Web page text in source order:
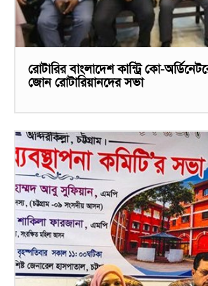
রোটারির বাংলাদেশ কান্ট্রি কো-
জোন রোটারিয়ানদের সভা